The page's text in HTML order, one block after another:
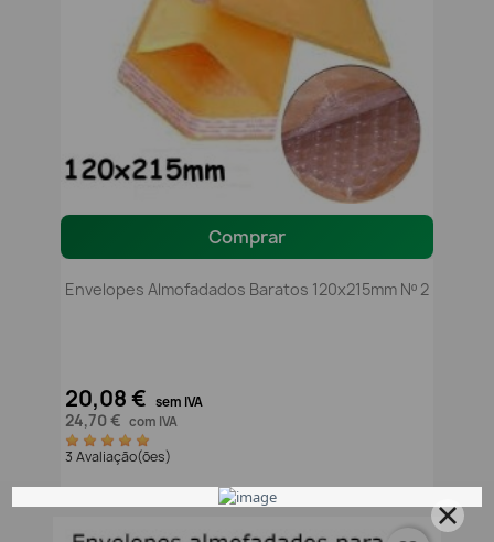
Comprar
Envelopes Almofadados Baratos 120x215mm Nº 2
20,08 € sem IVA
24,70 € com IVA
3 Avaliação(ões)